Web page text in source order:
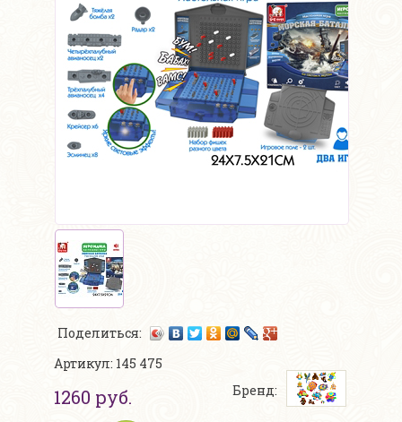
Поделиться:
Артикул: 145 475
1260 руб. Бренд: